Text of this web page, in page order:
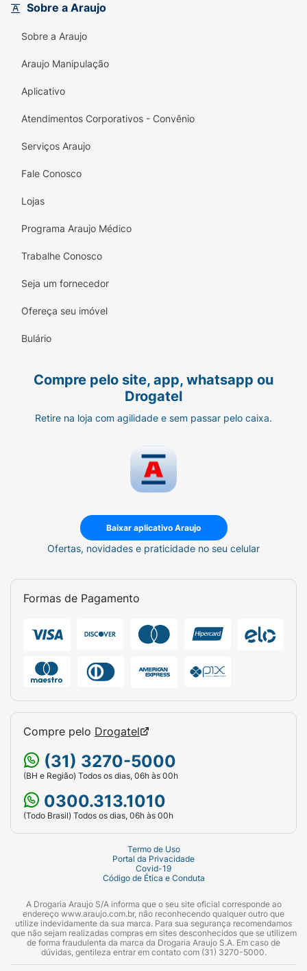
Vitamina B6, D-Panteno.
Sobre a Araujo
Sobre a Araujo
Araujo Manipulação
Aplicativo
Atendimentos Corporativos - Convênio
Serviços Araujo
Fale Conosco
Lojas
Programa Araujo Médico
Trabalhe Conosco
Seja um fornecedor
Ofereça seu imóvel
Bulário
Compre pelo site, app, whatsapp ou
Drogatel
Retire na loja com agilidade e sem passar pelo caixa.
Baixar aplicativo Araujo
Ofertas, novidades e praticidade no seu celular
Formas de Pagamento
Compre pelo Drogatel
(31) 3270-5000
(BH e Região) Todos os dias, 06h às 00h
0300.313.1010
(Todo Brasil) Todos os dias, 06h às 00h
Termo de Uso
Portal da Privacidade
Covid-19
Código de Ética e Conduta
A Drogaria Araujo S/A informa que o seu site oficial corresponde ao
endereço www.araujo.com.br, não reconhecendo qualquer outro que
utilize indevidamente da sua marca. Para sua segurança recomendamos
que não sejam realizadas compras em sites desconhecidos que se utilizem
de forma fraudulenta da marca da Drogaria Araujo S.A. Em caso de
dúvidas, gentileza entrar em contato com (31) 3270-5000.